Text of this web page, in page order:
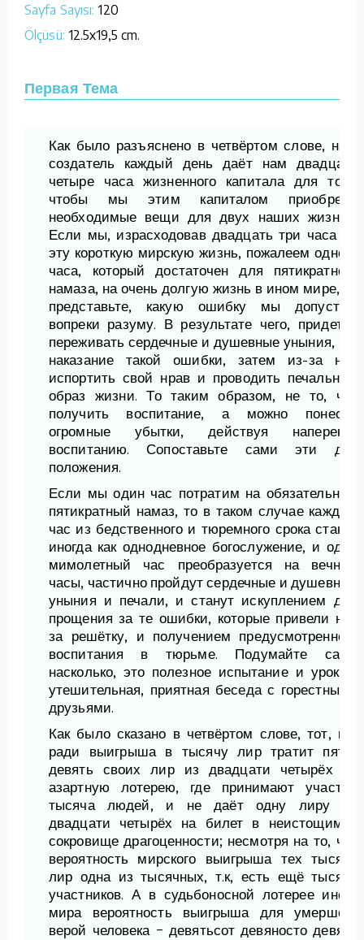
Sayfa Sayısı: 120
Ölçüsü: 12.5x19,5 cm.
Первая Тема
Как было разъяснено в четвёртом слове, наш
создатель каждый день даёт нам двадцать
четыре часа жизненного капитала для того,
чтобы мы этим капиталом приобрели
необходимые вещи для двух наших жизней.
Если мы, израсходовав двадцать три часа на
эту короткую мирскую жизнь, пожалеем одного
часа, который достаточен для пятикратного
намаза, на очень долгую жизнь в ином мире, то
представьте, какую ошибку мы допустим
вопреки разуму. В результате чего, придется
переживать сердечные и душевные уныния, как
наказание такой ошибки, затем из-за них
испортить свой нрав и проводить печальный
образ жизни. То таким образом, не то, что
получить воспитание, а можно понести
огромные убытки, действуя наперекор
воспитанию. Сопоставьте сами эти два
положения.
Если мы один час потратим на обязательный
пятикратный намаз, то в таком случае каждый
час из бедственного и тюремного срока станет
иногда как однодневное богослужение, и один
мимолетный час преобразуется на вечные
часы, частично пройдут сердечные и душевные
уныния и печали, и станут искуплением для
прощения за те ошибки, которые привели нас
за решётку, и получением предусмотренного
воспитания в тюрьме. Подумайте сами
насколько, это полезное испытание и урок, и
утешительная, приятная беседа с горестными
друзьями.
Как было сказано в четвёртом слове, тот, кто
ради выигрыша в тысячу лир тратит пять-
девять своих лир из двадцати четырёх на
азартную лотерею, где принимают участие
тысяча людей, и не даёт одну лиру из
двадцати четырёх на билет в неистощимое
сокровище драгоценности; несмотря на то, что
вероятность мирского выигрыша тех тысяча
лир одна из тысячных, т.к, есть ещё тысяча
участников. А в судьбоносной лотерее иного
мира вероятность выигрыша для умершего
верой человека − девятьсот девяносто девять